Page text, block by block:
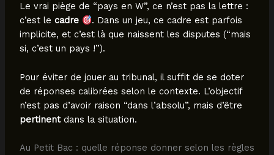
Le vrai piège de “pays en W”, ce n’est pas la lettre :
c’est le cadre
. Dans un jeu, ce cadre est parfois
implicite, et c’est là que naissent les disputes (“mais
si, c’est un pays !”).
Pour éviter de jouer au tribunal, il suffit de se doter
de réponses calibrées selon le contexte. L’objectif
n’est pas d’avoir raison “dans l’absolu”, mais d’être
pertinentdans la situation.
Au Petit Bac : quelle réponse donner selon les règles